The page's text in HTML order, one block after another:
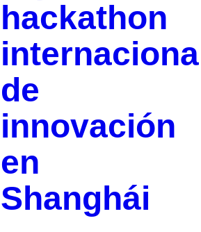
hackathon
de
innovación
en
Shanghái